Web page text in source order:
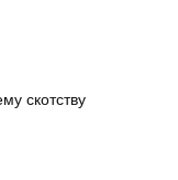
скотству